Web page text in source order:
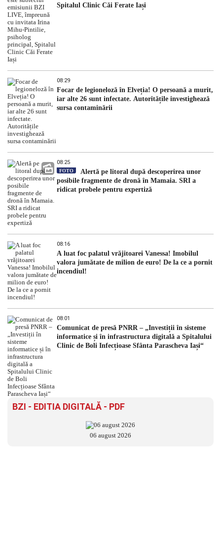
Spitalul Clinic Căi Ferate Iași
08:29
Focar de legioneloză în Elveția! O persoană a murit,
iar alte 26 sunt infectate. Autoritățile investighează
sursa contaminării
08:25
FOTO
Alertă pe litoral după descoperirea unor
posibile fragmente de dronă în Mamaia. SRI a
ridicat probele pentru expertiză
08:16
A luat foc palatul vrăjitoarei Vanessa! Imobilul
valora jumătate de milion de euro! De la ce a pornit
incendiul!
08:01
Comunicat de presă PNRR – „Investiții în sisteme
informatice și în infrastructura digitală a Spitalului
Clinic de Boli Infecțioase Sfânta Parascheva Iași“
BZI - EDITIA DIGITALĂ - PDF
06 august 2026